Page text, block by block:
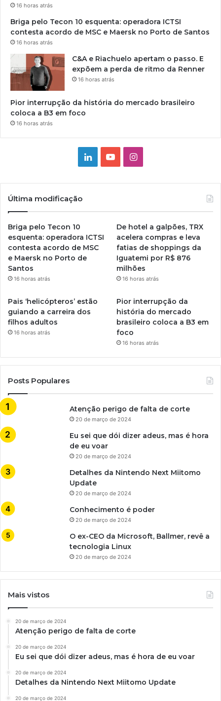
16 horas atrás
Briga pelo Tecon 10 esquenta: operadora ICTSI
contesta acordo de MSC e Maersk no Porto de Santos
16 horas atrás
C&A e Riachuelo apertam o passo. E
expõem a perda de ritmo da Renner
16 horas atrás
Pior interrupção da história do mercado brasileiro
coloca a B3 em foco
16 horas atrás
LinkedinYouTubeInstagram
Última modificação
Briga pelo Tecon 10
esquenta: operadora ICTSI
contesta acordo de MSC
e Maersk no Porto de
Santos
16 horas atrás
De hotel a galpões, TRX
acelera compras e leva
fatias de shoppings da
Iguatemi por R$ 876
milhões
16 horas atrás
Pais ‘helicópteros’ estão
guiando a carreira dos
filhos adultos
16 horas atrás
Pior interrupção da
história do mercado
brasileiro coloca a B3 em
foco
16 horas atrás
Posts Populares
Atenção perigo de falta de corte
20 de março de 2024
Eu sei que dói dizer adeus, mas é hora
de eu voar
20 de março de 2024
Detalhes da Nintendo Next Miitomo
Update
20 de março de 2024
Conhecimento é poder
20 de março de 2024
O ex-CEO da Microsoft, Ballmer, revê a
tecnologia Linux
20 de março de 2024
Mais vistos
20 de março de 2024
Atenção perigo de falta de corte
20 de março de 2024
Eu sei que dói dizer adeus, mas é hora de eu voar
20 de março de 2024
Detalhes da Nintendo Next Miitomo Update
20 de março de 2024